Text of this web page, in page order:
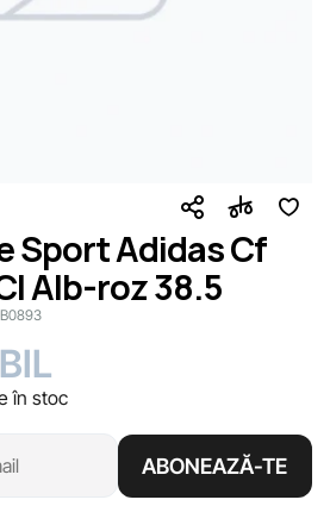
Sport Adidas Cf
Alb-roz 38.5
în stoc
ABONEAZĂ-TE